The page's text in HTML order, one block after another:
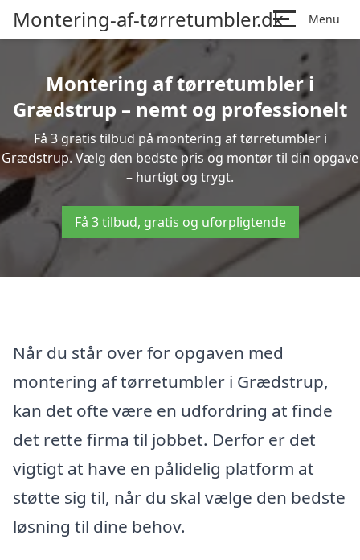
Montering-af-tørretumbler.dk Menu
Montering af tørretumbler i
Grædstrup – nemt og professionelt
Få 3 gratis tilbud på montering af tørretumbler i
Grædstrup. Vælg den bedste pris og montør til din opgave
– hurtigt og trygt.
Få 3 tilbud, gratis og uforpligtende
Når du står over for opgaven med
montering af tørretumbler i Grædstrup,
kan det ofte være en udfordring at finde
det rette firma til jobbet. Derfor er det
vigtigt at have en pålidelig platform at
støtte sig til, når du skal vælge den bedste
løsning til dine behov.